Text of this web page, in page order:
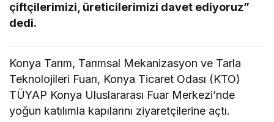
çiftçilerimizi, üreticilerimizi davet ediyoruz”
dedi.
Konya Tarım, Tarımsal Mekanizasyon ve Tarla
Teknolojileri Fuarı, Konya Ticaret Odası (KTO)
TÜYAP Konya Uluslararası Fuar Merkezi’nde
yoğun katılımla kapılarını ziyaretçilerine açtı.